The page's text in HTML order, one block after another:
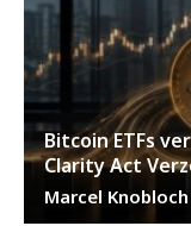
Bitcoin ETFs
Clarity Act
Marcel Knobloch